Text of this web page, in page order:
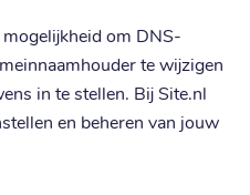
om DNS-
te wijzigen
in te stellen. Bij Site.nl
en beheren van jouw